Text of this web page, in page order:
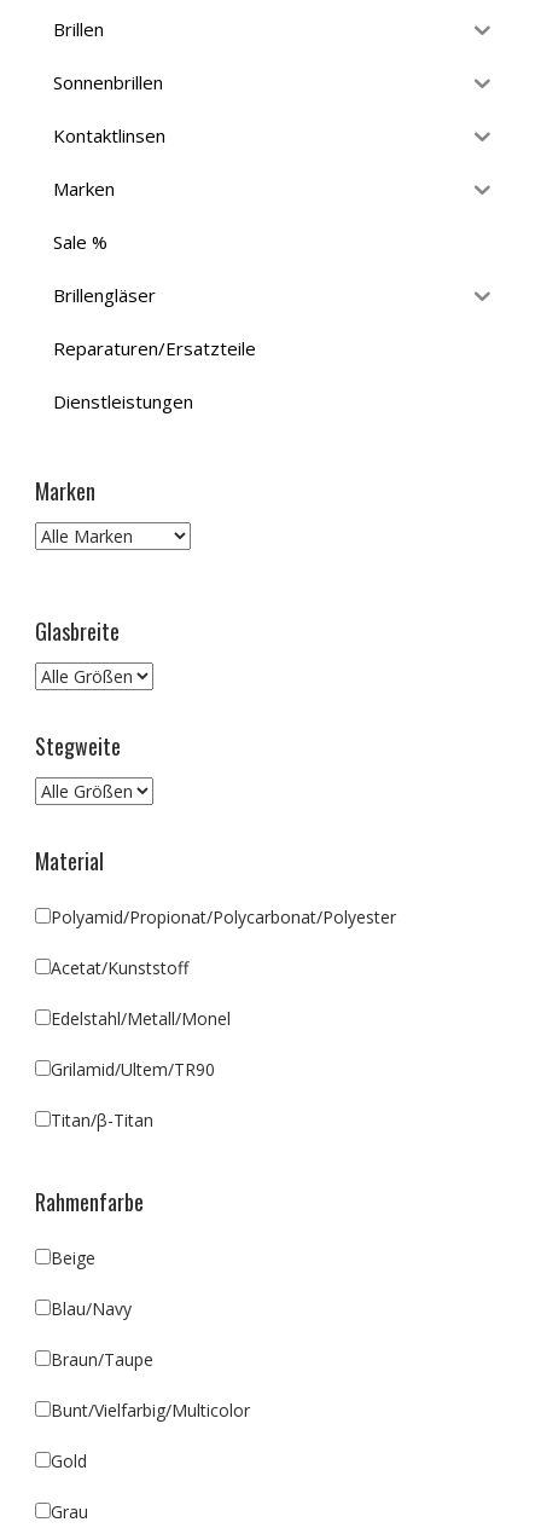
Brillen
Sonnenbrillen
Kontaktlinsen
Marken
Sale %
Brillengläser
Reparaturen/Ersatzteile
Dienstleistungen
Marken
Glasbreite
Stegweite
Material
Polyamid/Propionat/Polycarbonat/Polyester
Acetat/Kunststoff
Edelstahl/Metall/Monel
Grilamid/Ultem/TR90
Titan/β-Titan
Rahmenfarbe
Beige
Blau/Navy
Braun/Taupe
Bunt/Vielfarbig/Multicolor
Gold
Grau